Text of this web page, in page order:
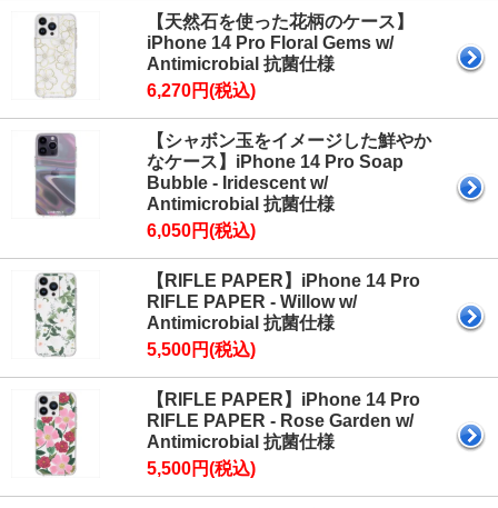
【天然石を使った花柄のケース】
iPhone 14 Pro Floral Gems w/
Antimicrobial 抗菌仕様
6,270円(税込)
【シャボン玉をイメージした鮮やか
なケース】iPhone 14 Pro Soap
Bubble - Iridescent w/
Antimicrobial 抗菌仕様
6,050円(税込)
【RIFLE PAPER】iPhone 14 Pro
RIFLE PAPER - Willow w/
Antimicrobial 抗菌仕様
5,500円(税込)
【RIFLE PAPER】iPhone 14 Pro
RIFLE PAPER - Rose Garden w/
Antimicrobial 抗菌仕様
5,500円(税込)